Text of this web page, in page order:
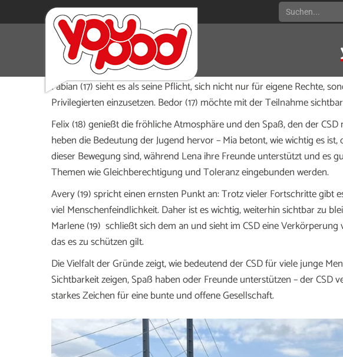
Search:
Der CSD Düsseldorf ist mehr als nur eine bunte Parade – er ist ein
Zusammenkommen verschiedenster Menschen, die gemeinsam für ein
Fabian (17) sieht es als seine Pflicht, sich nicht nur für eigene Rechte,
Privilegierten einzusetzen. Bedor (17) möchte mit der Teilnahme
Felix (18) genießt die fröhliche Atmosphäre und den Spaß, den der
heben die Bedeutung der Jugend hervor – Mia betont, wie wichtig es
dieser Bewegung sind, während Lena ihre Freunde unterstützt und es
Themen wie Gleichberechtigung und Toleranz eingebunden werden.
Avery (19) spricht einen ernsten Punkt an: Trotz vieler Fortschritte gibt
viel Menschenfeindlichkeit. Daher ist es wichtig, weiterhin sichtbar zu
Marlene (19) schließt sich dem an und sieht im CSD eine
das es zu schützen gilt.
Die Vielfalt der Gründe zeigt, wie bedeutend der CSD für viele junge
Sichtbarkeit zeigen, Spaß haben oder Freunde unterstützen – der CSD
starkes Zeichen für eine bunte und offene Gesellschaft.